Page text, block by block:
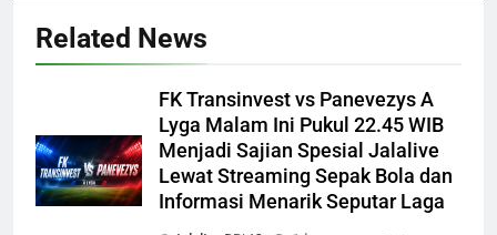
Related News
FK Transinvest vs Panevezys A
Lyga Malam Ini Pukul 22.45 WIB
Menjadi Sajian Spesial Jalalive
Lewat Streaming Sepak Bola dan
Informasi Menarik Seputar Laga